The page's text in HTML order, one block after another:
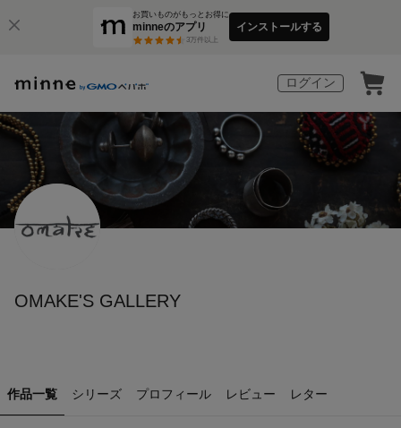
お買いものがもっとお得に
minneのアプリ
3万件以上
インストールする
ログイン
OMAKE'S GALLERY
作品一覧 シリーズ プロフィール レビュー レター